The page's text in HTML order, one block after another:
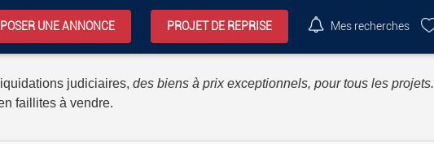
UNE ANNONCE PROJET DE REPRISE Mes recherches
judiciaires, des biens à prix exceptionnels, pour tous les projets.
faillites à vendre.